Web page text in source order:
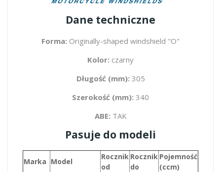
Dane techniczne
Forma: Originally-shaped windshield "O"
Kolor: czarny
Długość (mm): 305
Szerokość (mm): 340
ABE: TAK
Pasuje do modeli
Marka Model
Rocznik
od
Rocznik
do
Pojemność
(ccm)